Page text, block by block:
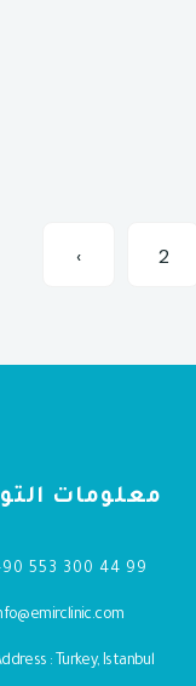
2
›
معلومات
553 300 44 99
: Turkey, Istanbul